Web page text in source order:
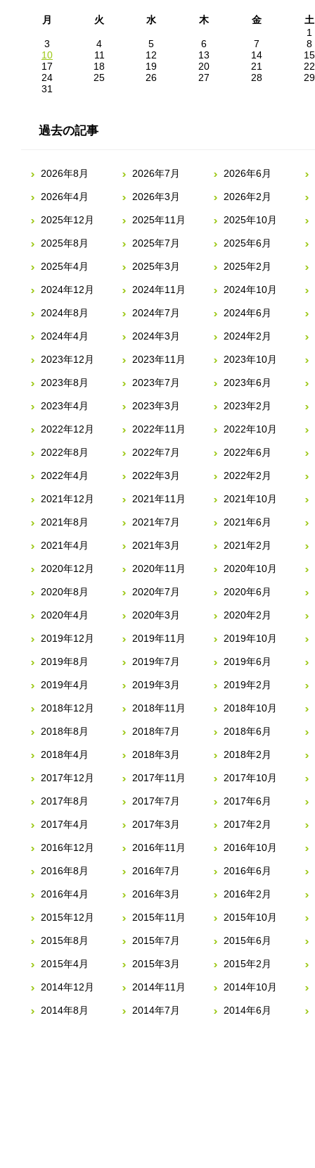
月 火 水 木 金
土
1
3
4 5 6 7
8
10
11 12 13 14
15
17
18 19 20 21
22
24
25 26 27 28
29
31
過去の記事
2026年8月 2026年7月 2026年6月
2026年4月 2026年3月 2026年2月
2025年12月 2025年11月 2025年10月
2025年8月 2025年7月 2025年6月
2025年4月 2025年3月 2025年2月
2024年12月 2024年11月 2024年10月
2024年8月 2024年7月 2024年6月
2024年4月 2024年3月 2024年2月
2023年12月 2023年11月 2023年10月
2023年8月 2023年7月 2023年6月
2023年4月 2023年3月 2023年2月
2022年12月 2022年11月 2022年10月
2022年8月 2022年7月 2022年6月
2022年4月 2022年3月 2022年2月
2021年12月 2021年11月 2021年10月
2021年8月 2021年7月 2021年6月
2021年4月 2021年3月 2021年2月
2020年12月 2020年11月 2020年10月
2020年8月 2020年7月 2020年6月
2020年4月 2020年3月 2020年2月
2019年12月 2019年11月 2019年10月
2019年8月 2019年7月 2019年6月
2019年4月 2019年3月 2019年2月
2018年12月 2018年11月 2018年10月
2018年8月 2018年7月 2018年6月
2018年4月 2018年3月 2018年2月
2017年12月 2017年11月 2017年10月
2017年8月 2017年7月 2017年6月
2017年4月 2017年3月 2017年2月
2016年12月 2016年11月 2016年10月
2016年8月 2016年7月 2016年6月
2016年4月 2016年3月 2016年2月
2015年12月 2015年11月 2015年10月
2015年8月 2015年7月 2015年6月
2015年4月 2015年3月 2015年2月
2014年12月 2014年11月 2014年10月
2014年8月 2014年7月 2014年6月